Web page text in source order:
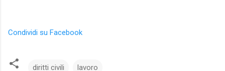
Condividi su Facebook
diritti civili lavoro